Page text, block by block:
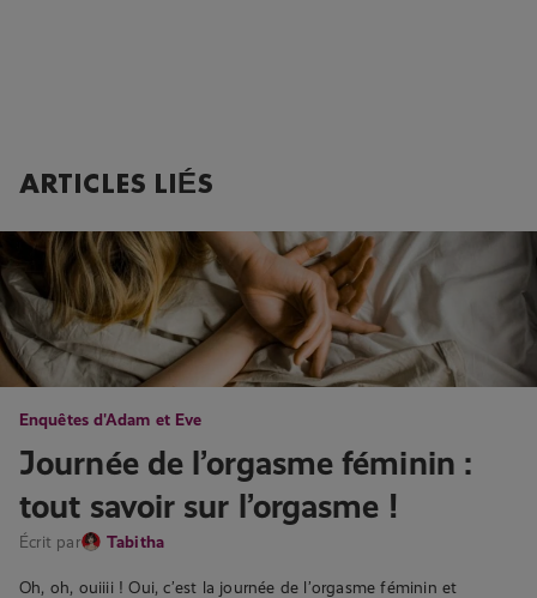
ARTICLES LIÉS
Enquêtes d'Adam et Eve
Journée de l’orgasme féminin :
tout savoir sur l’orgasme !
Écrit par Tabitha
Oh, oh, ouiiii ! Oui, c’est la journée de l’orgasme féminin et